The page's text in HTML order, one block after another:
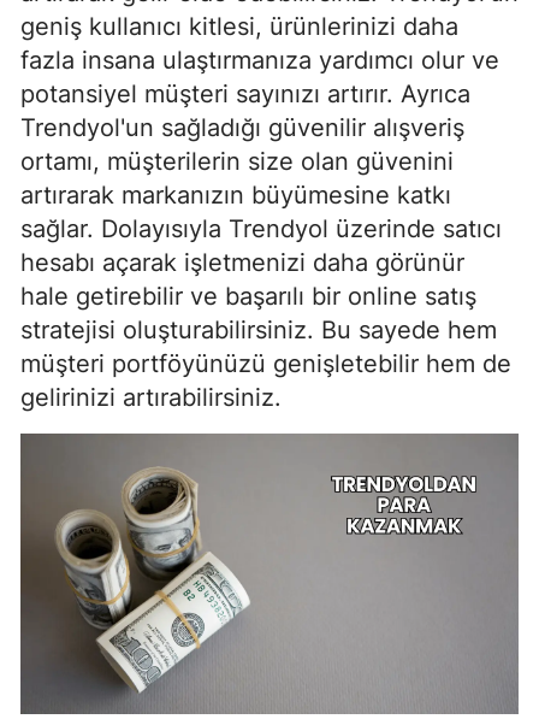
geniş kullanıcı kitlesi, ürünlerinizi daha
fazla insana ulaştırmanıza yardımcı olur ve
potansiyel müşteri sayınızı artırır. Ayrıca
Trendyol'un sağladığı güvenilir alışveriş
ortamı, müşterilerin size olan güvenini
artırarak markanızın büyümesine katkı
sağlar. Dolayısıyla Trendyol üzerinde satıcı
hesabı açarak işletmenizi daha görünür
hale getirebilir ve başarılı bir online satış
stratejisi oluşturabilirsiniz. Bu sayede hem
müşteri portföyünüzü genişletebilir hem de
gelirinizi artırabilirsiniz.